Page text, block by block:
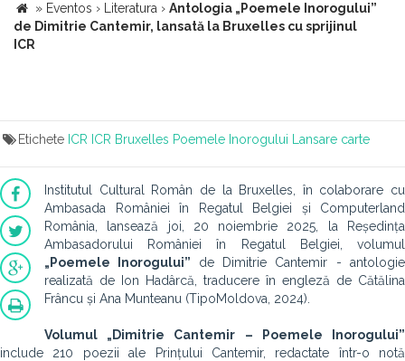
» Eventos › Literatura › Antologia „Poemele Inorogului”
de Dimitrie Cantemir, lansată la Bruxelles cu sprijinul
ICR
Etichete ICR ICR Bruxelles Poemele Inorogului Lansare carte
Institutul Cultural Român de la Bruxelles, în colaborare cu
Ambasada României în Regatul Belgiei și Computerland
România, lansează joi, 20 noiembrie 2025, la Reședința
Ambasadorului României în Regatul Belgiei, volumul
„Poemele Inorogului” de Dimitrie Cantemir - antologie
realizată de Ion Hadârcă, traducere în engleză de Cătălina
Frâncu și Ana Munteanu (TipoMoldova, 2024).
Volumul „Dimitrie Cantemir – Poemele Inorogului”
include 210 poezii ale Prințului Cantemir, redactate într-o notă